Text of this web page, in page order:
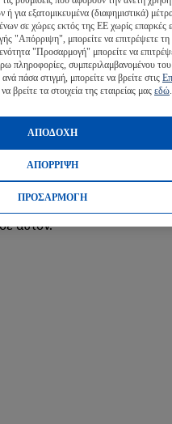
για τυχόν
δεν έχει καμία επιρροή
έτσι ώστε η Lidl να μην
συνδεδεμένων σελίδων
τις συνδεδεμένες
Εάν η Lidl αντιληφθεί
σελίδα, αυτός ο
Ο πάροχος του
υπεύθυνος για
και για ζημιές
μη χρήση των
αυτόν.
ή για εξατομικευμένα (διαφημιστικά)
σε χώρες εκτός της ΕΕ χωρίς επαρκές
"Απόρριψη", μπορείτε να επιτρέψετε
"Προσαρμογή" μπορείτε να
πληροφορίες, συμπεριλαμβανομένου
πάσα στιγμή, μπορείτε να βρείτε στις
βρείτε τα στοιχεία της εταιρείας μας εδώ
ΑΠΟΡΡΙΨΗ
ΑΠΟΔΟΧΗ
ΠΡΟΣΑΡΜΟΓΗ